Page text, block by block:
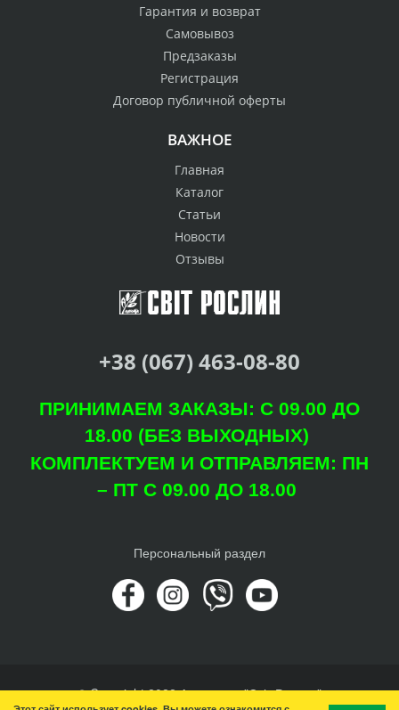
Гарантия и возврат
Самовывоз
Предзаказы
Регистрация
Договор публичной оферты
ВАЖНОЕ
Главная
Каталог
Статьи
Новости
Отзывы
+38 (067) 463-08-80
ПРИНИМАЕМ ЗАКАЗЫ: С 09.00 ДО
18.00 (БЕЗ ВЫХОДНЫХ)
КОМПЛЕКТУЕМ И ОТПРАВЛЯЕМ: ПН
– ПТ С 09.00 ДО 18.00
Персональный раздел
© Copyright 2022 Агроцентр "Світ Рослин"